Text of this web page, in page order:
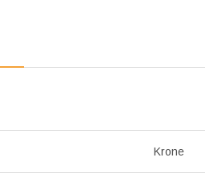
Krone